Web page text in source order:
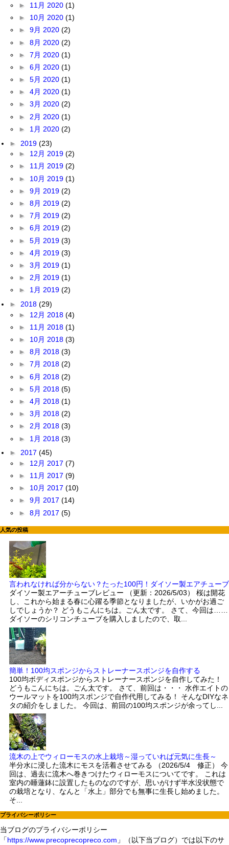
► 11月 2020 (1)
► 10月 2020 (1)
► 9月 2020 (2)
► 8月 2020 (2)
► 7月 2020 (1)
► 6月 2020 (1)
► 5月 2020 (1)
► 4月 2020 (1)
► 3月 2020 (2)
► 2月 2020 (1)
► 1月 2020 (2)
► 2019 (23)
► 12月 2019 (2)
► 11月 2019 (2)
► 10月 2019 (1)
► 9月 2019 (2)
► 8月 2019 (2)
► 7月 2019 (2)
► 6月 2019 (2)
► 5月 2019 (3)
► 4月 2019 (3)
► 3月 2019 (1)
► 2月 2019 (1)
► 1月 2019 (2)
► 2018 (29)
► 12月 2018 (4)
► 11月 2018 (1)
► 10月 2018 (3)
► 8月 2018 (3)
► 7月 2018 (2)
► 6月 2018 (2)
► 5月 2018 (5)
► 4月 2018 (1)
► 3月 2018 (2)
► 2月 2018 (3)
► 1月 2018 (3)
► 2017 (45)
► 12月 2017 (7)
► 11月 2017 (9)
► 10月 2017 (10)
► 9月 2017 (14)
► 8月 2017 (5)
人気の投稿
言われなければ分からない？たった100円！ダイソー製エアチューブ
ダイソー製エアーチューブレビュー （更新：2026/5/03） 桜は開花
し、これから始まる春に心躍る季節となりましたが、いかがお過ご
しでしょうか？ どうもこんにちは。ごん太です。 さて、今回は……
ダイソーのシリコンチューブを購入しましたので、取...
簡単！100均スポンジからストレーナースポンジを自作する
100均ボディスポンジからストレーナースポンジを自作してみた！
どうもこんにちは。ごん太です。 さて、前回は・・・ 水作エイトの
ウールマットを100均スポンジで自作代用してみる！ そんなDIYなネ
タの紹介をしました。 今回は、前回の100均スポンジが余ってし...
流木の上でウィローモスの水上栽培～湿っていれば元気に生長～
半分水に浸した流木にモスを活着させてみる （2026/5/4 修正） 今
回は、過去に流木へ巻きつけたウィローモスについてです。 これは
室内の睡蓮鉢に設置したものなのですが、思いがけず半水没状態で
の栽培となり、なんと「水上」部分でも無事に生長し始めました。
そ...
プライバシーポリシー
当ブログのプライバシーポリシー
「https://www.precoprecopreco.com 」（以下当ブログ）では以下のサ